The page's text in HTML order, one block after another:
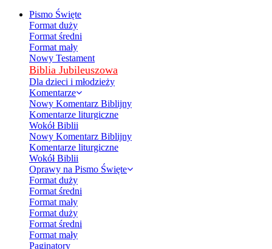
Pismo Święte
Format duży
Format średni
Format mały
Nowy Testament
Biblia Jubileuszowa
Dla dzieci i młodzieży
Komentarze
Nowy Komentarz Biblijny
Komentarze liturgiczne
Wokół Biblii
Nowy Komentarz Biblijny
Komentarze liturgiczne
Wokół Biblii
Oprawy na Pismo Święte
Format duży
Format średni
Format mały
Format duży
Format średni
Format mały
Paginatory